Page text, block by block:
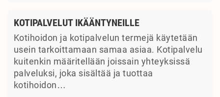
KOTIPALVELUT IKÄÄNTYNEILLE
Kotihoidon ja kotipalvelun termejä käytetään
usein tarkoittamaan samaa asiaa. Kotipalvelu
kuitenkin määritellään joissain yhteyksissä
palveluksi, joka sisältää ja tuottaa
kotihoidon…